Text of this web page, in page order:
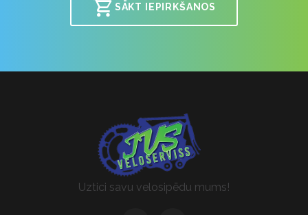
SĀKT IEPIRKŠANOS
Uztici savu velosipēdu mums!